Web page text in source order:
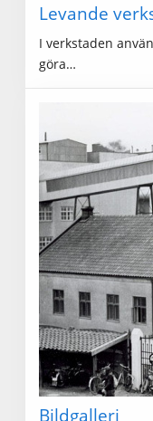
Levande
I verkstaden
göra…
Bildgalleri